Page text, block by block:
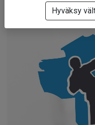
Hyväksy